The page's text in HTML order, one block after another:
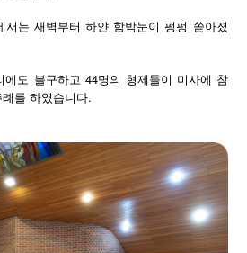
서는 새벽부터 하얀 함박눈이 펑펑 쏟아졌
에도 불구하고 44명의 형제들이 미사에 참
례를 하였습니다.